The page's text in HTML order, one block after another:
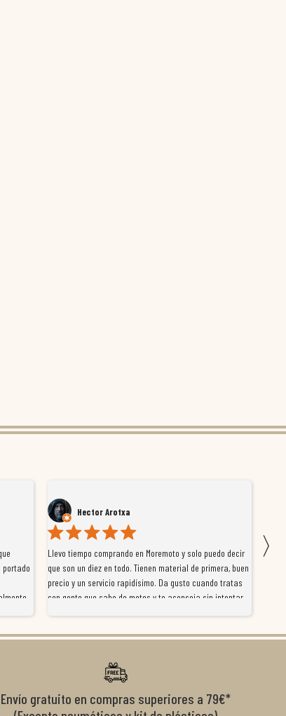
portado
Hector Arotxa
Llevo tiempo comprando en Moremoto y solo puedo decir
que son un diez en todo. Tienen material de primera, buen
precio y un servicio rapidísimo. Da gusto cuando tratas
con gente que sabe de motos y te aconseja sin intentar
el cliente y que disfrutan lo que hacen. Si te gusta la
sitio. Calidad, rapidez y buen rollo. ??️
años
〉
Envío gratuito en compras superiores a 79€*